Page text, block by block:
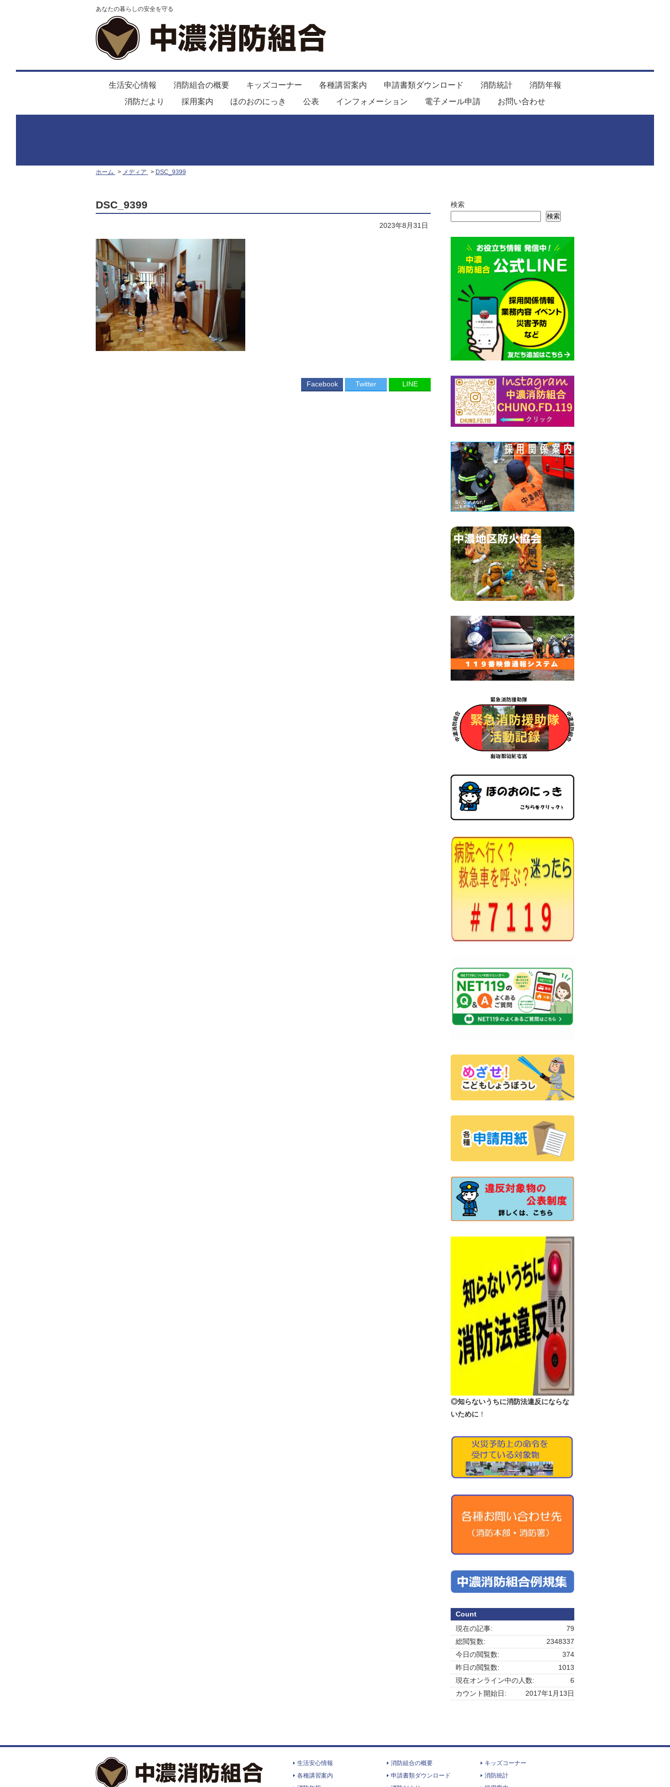
あなたの暮らしの安全を守る
生活安心情報 消防組合の概要 キッズコーナー 各種講習案内 申請書類ダウンロード 消防統計
消防年報
消防だより
採用案内 ほのおのにっき 公表 インフォメーション 電子メール申請 お問い合わせ
ホーム メディア DSC_9399
DSC_9399
2023年8月31日
Facebook Twitter LINE
検索
検索
◎知らないうちに消防法違反にならな
いために ！
Count
79
現在の記事:
2348337
総閲覧数:
374
今日の閲覧数:
1013
昨日の閲覧数:
6
現在オンライン中の人数:
2017年1月13日
カウント開始日:
生活安心情報 消防組合の概要
キッズコーナー
各種講習案内
申請書類ダウンロード
消防統計